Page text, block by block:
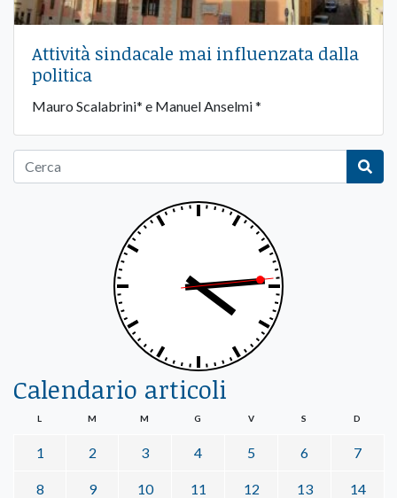
Attività sindacale mai influenzata dalla
politica
Mauro Scalabrini* e Manuel Anselmi *
Calendario articoli
L M M G V S D
1 2 3 4 5 6 7
8 9 10 11 12 13 14